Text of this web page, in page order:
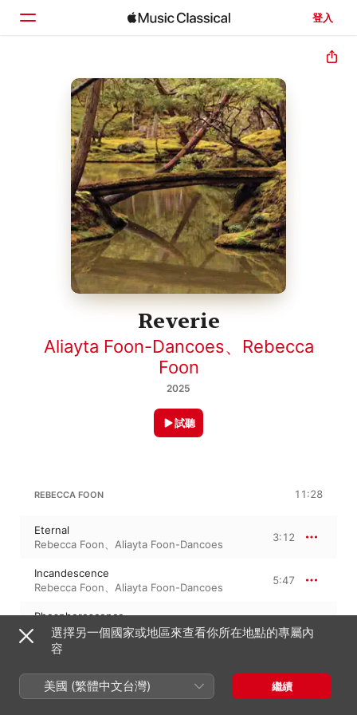
登入
首頁
瀏覽
搜尋
Reverie
Aliayta Foon-Dancoes、 Rebecca
Foon
2025
試聽
REBECCA FOON 11:28
Eternal
Rebecca Foon、 Aliayta Foon-Dancoes
3:12
Incandescence
Rebecca Foon、 Aliayta Foon-Dancoes
5:47
Phosphorescence
Rebecca Foon、Aliayta Foon-Dancoes
2:28
ALIAYTA FOON-DANCOES
選擇另一個國家或地區來查看你所在地點的專屬內
容
美國 (繁體中文台灣) 繼續